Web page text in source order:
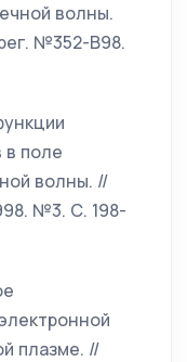
волны.
№352-В98.
в поле
волны. //
№3. С. 198-
плазме. //